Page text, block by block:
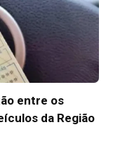
entre os
da Região